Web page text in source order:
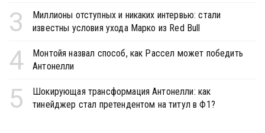
3
Миллионы отступных и никаких интервью: стали
известны условия ухода Марко из Red Bull
4
Монтойя назвал способ, как Рассел может победить
Антонелли
5
Шокирующая трансформация Антонелли: как
тинейджер стал претендентом на титул в Ф1?